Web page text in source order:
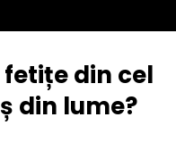
din cel
din lume?